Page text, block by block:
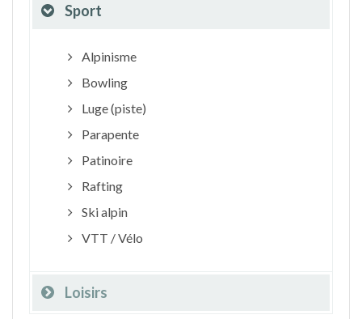
Sport
Alpinisme
Bowling
Luge (piste)
Parapente
Patinoire
Rafting
Ski alpin
VTT / Vélo
Loisirs